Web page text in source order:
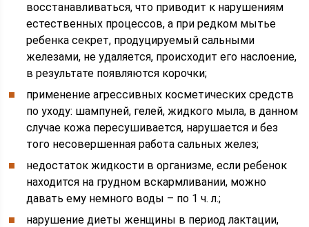
восстанавливаться, что приводит к нарушениям
естественных процессов, а при редком мытье
ребенка секрет, продуцируемый сальными
железами, не удаляется, происходит его наслоение,
в результате появляются корочки;
применение агрессивных косметических средств
по уходу: шампуней, гелей, жидкого мыла, в данном
случае кожа пересушивается, нарушается и без
того несовершенная работа сальных желез;
недостаток жидкости в организме, если ребенок
находится на грудном вскармливании, можно
давать ему немного воды – по 1 ч. л.;
нарушение диеты женщины в период лактации,